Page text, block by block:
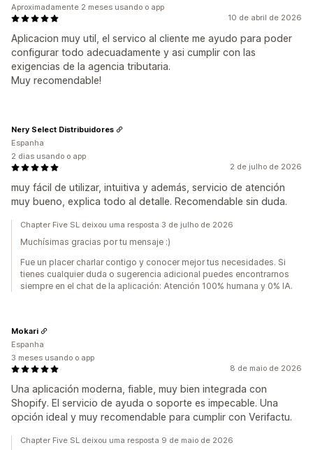
10 de abril de 2026
Aplicacion muy util, el servico al cliente me ayudo para poder
configurar todo adecuadamente y asi cumplir con las
exigencias de la agencia tributaria.
Muy recomendable!
Aproximadamente 2 meses usando o app
2 de julho de 2026
muy fácil de utilizar, intuitiva y además, servicio de atención
muy bueno, explica todo al detalle. Recomendable sin duda.
Nery Select Distribuidores
Espanha
2 dias usando o app
Chapter Five SL deixou uma resposta 3 de julho de 2026
Muchísimas gracias por tu mensaje :)
Fue un placer charlar contigo y conocer mejor tus necesidades. Si
tienes cualquier duda o sugerencia adicional puedes encontrarnos
siempre en el chat de la aplicación: Atención 100% humana y 0% IA.
8 de maio de 2026
Una aplicación moderna, fiable, muy bien integrada con
Shopify. El servicio de ayuda o soporte es impecable. Una
opción ideal y muy recomendable para cumplir con Verifactu.
Mokari
Espanha
3 meses usando o app
Chapter Five SL deixou uma resposta 9 de maio de 2026